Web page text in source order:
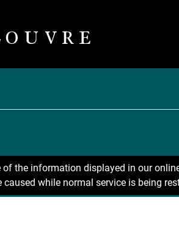
the information displayed in our
while normal service is being